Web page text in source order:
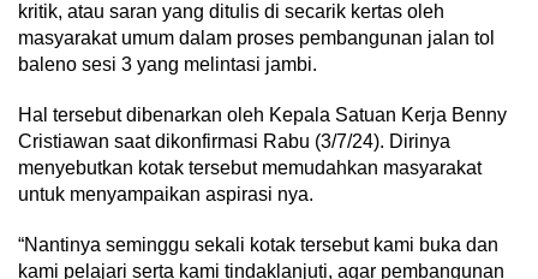
kritik, atau saran yang ditulis di secarik kertas oleh
masyarakat umum dalam proses pembangunan jalan tol
baleno sesi 3 yang melintasi jambi.
Hal tersebut dibenarkan oleh Kepala Satuan Kerja Benny
Cristiawan saat dikonfirmasi Rabu (3/7/24). Dirinya
menyebutkan kotak tersebut memudahkan masyarakat
untuk menyampaikan aspirasi nya.
“Nantinya seminggu sekali kotak tersebut kami buka dan
kami pelajari serta kami tindaklanjuti, agar pembangunan